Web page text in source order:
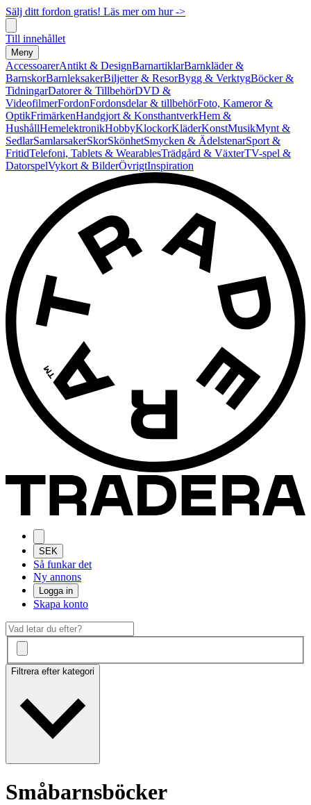
Sälj ditt fordon gratis! Läs mer om hur ->
Till innehållet
Meny
AccessoarerAntikt & DesignBarnartiklarBarnkläder &
BarnskorBarnleksakerBiljetter & ResorBygg & VerktygBöcker &
TidningarDatorer & TillbehörDVD &
VideofilmerFordonFordonsdelar & tillbehörFoto, Kameror &
OptikFrimärkenHandgjort & KonsthantverkHem &
HushållHemelektronikHobbyKlockorKläderKonstMusikMynt &
SedlarSamlarsakerSkorSkönhetSmycken & ÄdelstenarSport &
FritidTelefoni, Tablets & WearablesTrädgård & VäxterTV-spel &
DatorspelVykort & BilderÖvrigtInspiration
SEK
Så funkar det
Ny annons
Logga in
Skapa konto
Filtrera efter kategori
Småbarnsböcker